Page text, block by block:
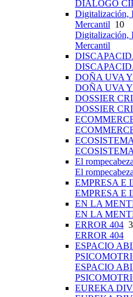
DIÁLOGO
Digitalización,
Mercantil 10
Digitalización,
Mercantil
DOÑA UVA
DOÑA UVA
DOSSIER
DOSSIER
El
El
EMPRESA E
EMPRESA E
EN LA
EN LA
ERROR 404 3
ERROR 404
ESPACIO
ESPACIO
EUREKA